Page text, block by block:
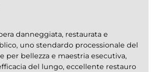
danneggiata, restaurata e
uno stendardo processionale del
per bellezza e maestria esecutiva,
del lungo, eccellente restauro